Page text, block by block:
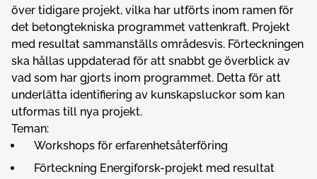
över tidigare projekt, vilka har utförts inom ramen för
det betongtekniska programmet vattenkraft. Projekt
med resultat sammanställs områdesvis. Förteckningen
ska hållas uppdaterad för att snabbt ge överblick av
vad som har gjorts inom programmet. Detta för att
underlätta identifiering av kunskapsluckor som kan
utformas till nya projekt.
Teman:
Workshops för erfarenhetsåterföring
Förteckning Energiforsk-projekt med resultat